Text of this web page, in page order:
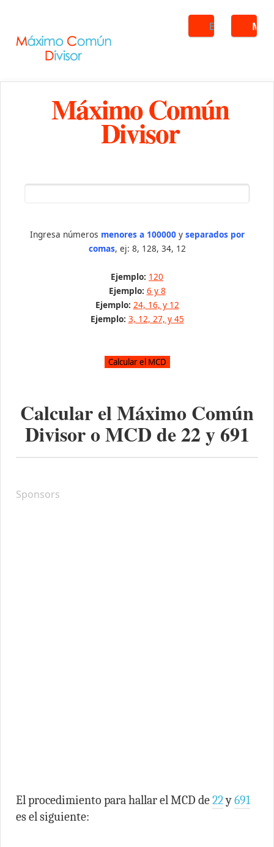
Buscar
Máximo Común
Divisor
Ingresa números menores a 100000y separados por
comas, ej: 8, 128, 34, 12
Ejemplo: 120
Ejemplo: 6 y 8
Ejemplo: 24, 16, y 12
Ejemplo: 3, 12, 27, y 45
Calcular el Máximo Común
Divisor o MCD de22y691
Sponsors
El procedimiento para hallar el MCD de22y691
es el siguiente: